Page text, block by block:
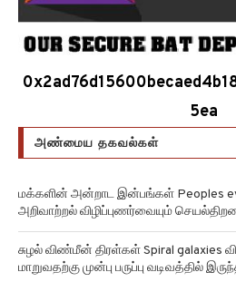
அண்மைய தகவல்கள்
அறிவாற்றல் விழிப்புணர்வையும்
சுழல் விண்மீன் திரள்கள் Spiral galaxies
மாறுவதற்கு முன்பு பருப்பு வடிவத்தில்